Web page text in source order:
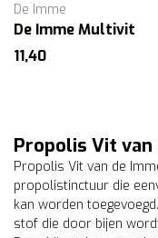
De Imme
De Imme Multivit
11,40
Propolis Vit van
Propolis Vit van de
propolistinctuur die
kan worden
stof die door bijen